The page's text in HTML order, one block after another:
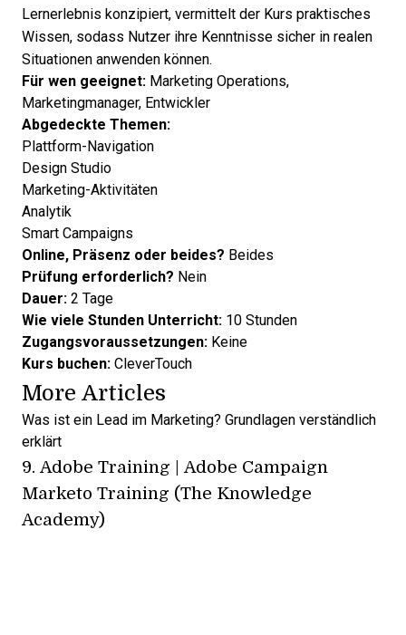
Lernerlebnis konzipiert, vermittelt der Kurs praktisches
Wissen, sodass Nutzer ihre Kenntnisse sicher in realen
Situationen anwenden können.
Für wen geeignet: Marketing Operations,
Marketingmanager, Entwickler
Abgedeckte Themen:
Plattform-Navigation
Design Studio
Marketing-Aktivitäten
Analytik
Smart Campaigns
Online, Präsenz oder beides? Beides
Prüfung erforderlich? Nein
Dauer: 2 Tage
Wie viele Stunden Unterricht: 10 Stunden
Zugangsvoraussetzungen: Keine
Kurs buchen: CleverTouch
More Articles
Was ist ein Lead im Marketing? Grundlagen verständlich
erklärt
9. Adobe Training | Adobe Campaign
Marketo Training (The Knowledge
Academy)